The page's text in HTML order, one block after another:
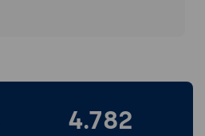
4.782